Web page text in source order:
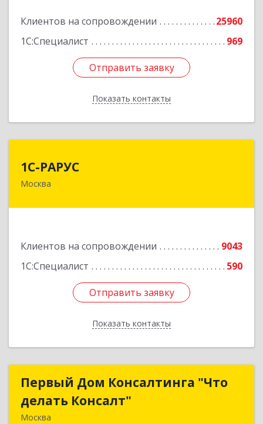
Клиентов на сопровождении
25960
1С:Специалист
969
Отправить заявку
Показать контакты
Отправить заявку
Назад
1С-РАРУС
Москва
Клиентов на сопровождении
9043
1С:Специалист
590
Отправить заявку
Показать контакты
127434, Москва г, Дмитровское ш, дом № 9Б
Отправить заявку
Назад
Первый Дом Консалтинга "Что
делать Консалт"
Москва
Первый Дом Консалтинга "Что